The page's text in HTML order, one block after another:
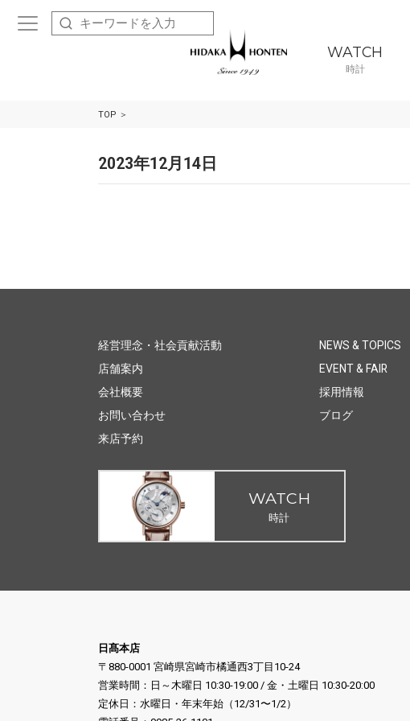
WATCH
時計
TOP
2023年12月14日
経営理念・社会貢献活動
店舗案内
会社概要
お問い合わせ
来店予約
NEWS & TOPICS
EVENT & FAIR
採用情報
ブログ
WATCH
時計
日髙本店
〒880-0001 宮崎県宮崎市橘通西3丁目10-24
営業時間：日～木曜日 10:30-19:00 / 金・土曜日 10:30-20:00
定休日：水曜日・年末年始（12/31〜1/2）